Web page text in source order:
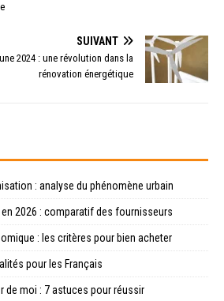
SUIVANT
2024 : une révolution dans la
rénovation énergétique
: analyse du phénomène urbain
2026 : comparatif des fournisseurs
: les critères pour bien acheter
pour les Français
de moi : 7 astuces pour réussir